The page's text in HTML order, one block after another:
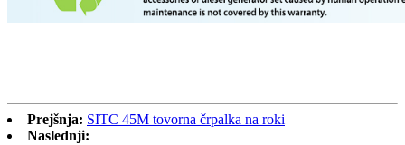
Prejšnja: SITC 45M tovorna črpalka na roki
Naslednji: